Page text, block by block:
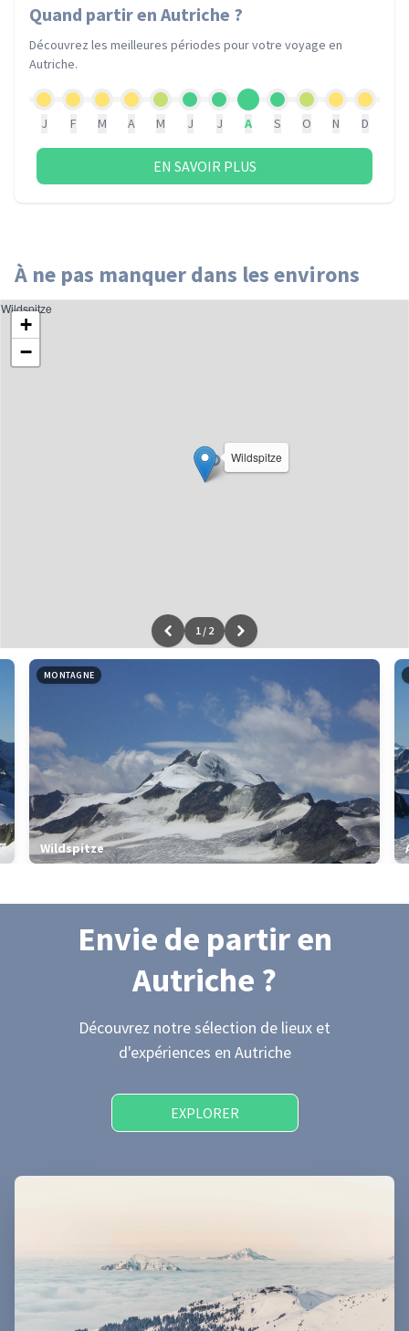
Quand partiren Autriche ?
Découvrez les meilleures périodes pour votre voyage en
Autriche.
J F M A M J J A S O N D
EN SAVOIR PLUS
À ne pas manquer dans les environs
Wildspitze
+
−
Leaflet|données ©OpenStreetMap/ODbL - renduOSM France
Wildspitze
1 / 2
MONTAGNE
Wildspitze
Envie de partiren
Autriche ?
Découvrez notre sélection de lieux et
d'expériences en Autriche
EXPLORER